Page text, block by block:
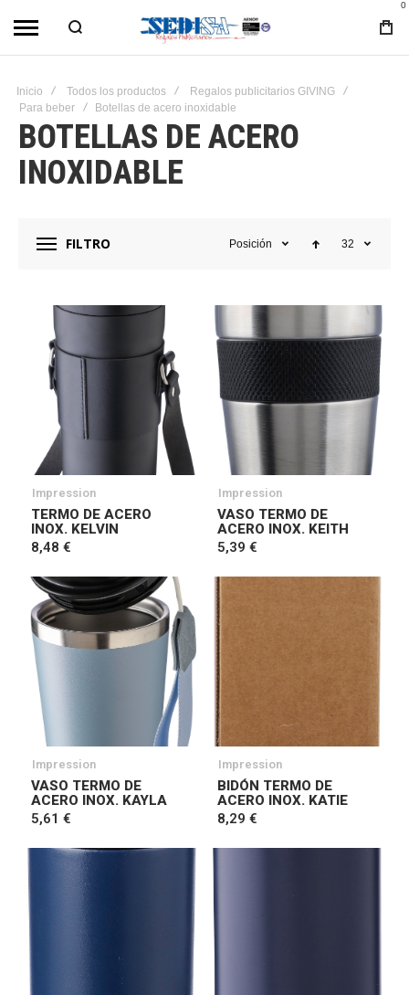
0
Inicio Todos los productos
Regalos publicitarios GIVING
Para beber
Botellas de acero inoxidable
BOTELLAS DE ACERO
INOXIDABLE
FILTRO Posición 32
Impression
TERMO DE ACERO
INOX. KELVIN
8,48 €
Impression
VASO TERMO DE
ACERO INOX. KEITH
5,39 €
Impression
VASO TERMO DE
ACERO INOX. KAYLA
5,61 €
Impression
BIDÓN TERMO DE
ACERO INOX. KATIE
8,29 €